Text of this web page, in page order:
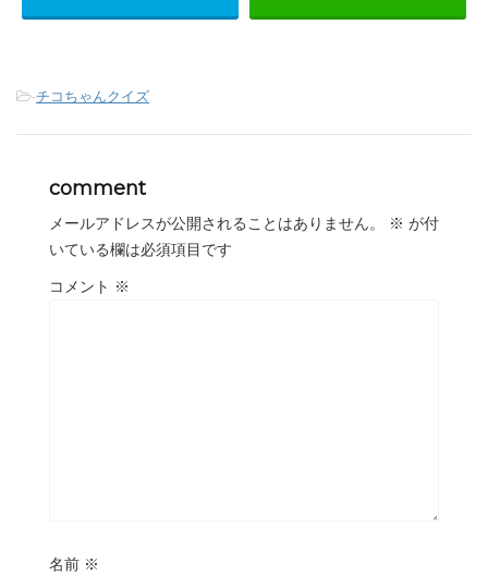
-チコちゃんクイズ
comment
メールアドレスが公開されることはありません。 ※ が付
いている欄は必須項目です
コメント ※
名前 ※